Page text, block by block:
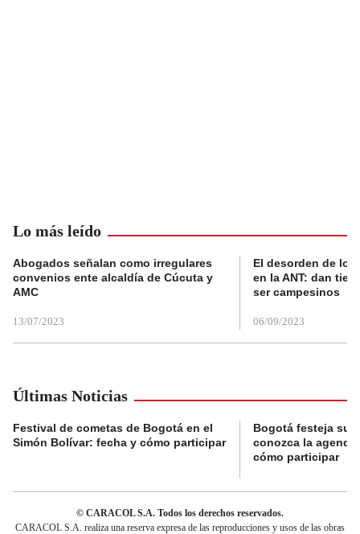
Lo más leído
Abogados señalan como irregulares
convenios ente alcaldía de Cúcuta y
AMC
13/07/2023
El desorden de
en la ANT: dan
ser campesinos
06/09/2023
Últimas Noticias
Festival de cometas de Bogotá en el
Simón Bolívar: fecha y cómo participar
Bogotá festeja su
conozca la
cómo participar
© CARACOL S.A. Todos los derechos reservados.
CARACOL S.A. realiza una reserva expresa de las reproducciones y usos de las obras